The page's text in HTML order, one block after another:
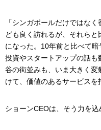
「シンガポールだけではな
ども良く訪れるが、それら
になった。10年前と比べて暗
投資やスタートアップの話
谷の街並みも、いま大きく変
けて、価値のあるサービスを
ショーンCEOは、そう力を込